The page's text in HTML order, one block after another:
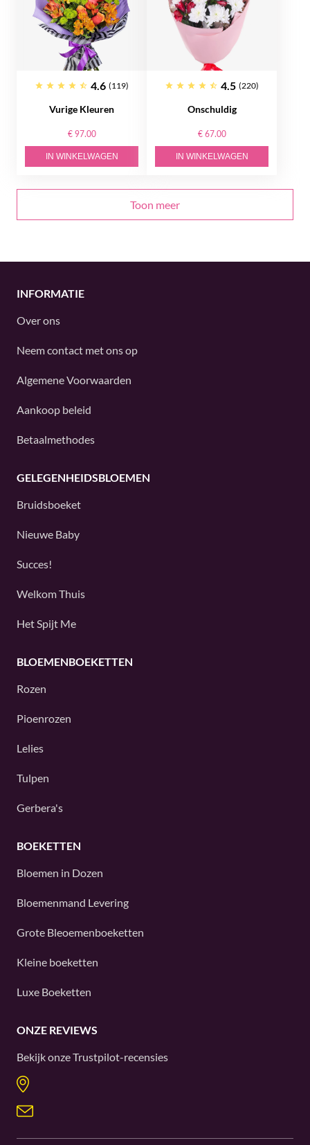
4.6 (119)
Vurige Kleuren
€ 97.00
IN WINKELWAGEN
4.5 (220)
Onschuldig
€ 67.00
IN WINKELWAGEN
Toon meer
INFORMATIE
Over ons
Neem contact met ons op
Algemene Voorwaarden
Aankoop beleid
Betaalmethodes
GELEGENHEIDSBLOEMEN
Bruidsboeket
Nieuwe Baby
Succes!
Welkom Thuis
Het Spijt Me
BLOEMENBOEKETTEN
Rozen
Pioenrozen
Lelies
Tulpen
Gerbera's
BOEKETTEN
Bloemen in Dozen
Bloemenmand Levering
Grote Bleoemenboeketten
Kleine boeketten
Luxe Boeketten
ONZE REVIEWS
Bekijk onzeTrustpilot-recensies